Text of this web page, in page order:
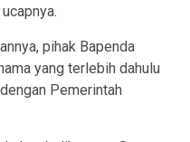
pihak Bapenda
yang terlebih dahulu
Pemerintah